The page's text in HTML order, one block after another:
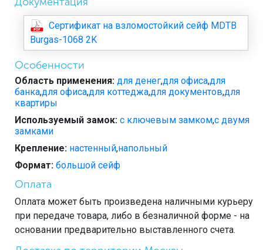
Сертификат на взломостойкий сейф MDTB
Burgas-1068 2K
Особенности
Область применения: для денег,для офиса,для
банка,для офиса,для коттеджа,для документов,для
квартиры
Используемый замок: с ключевым замком,с двумя
замками
Крепление: настенный,напольный
Формат: большой сейф
Оплата
Оплата может быть произведена наличными курьеру
при передаче товара, либо в безналичной форме - на
основании предварительно выставленного счета.